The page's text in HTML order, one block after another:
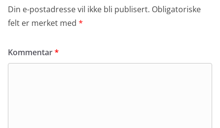
Din e-postadresse vil ikke bli publisert. Obligatoriske
felt er merket med *
Kommentar*